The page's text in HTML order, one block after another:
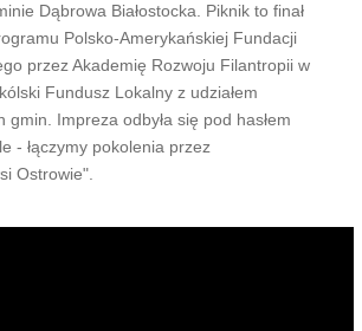
Dąbrowa Białostocka. Piknik to finał
Polsko-Amerykańskiej Fundacji
przez Akademię Rozwoju Filantropii w
Fundusz Lokalny z udziałem
Impreza odbyła się pod hasłem
- łączymy pokolenia przez
Ostrowie".